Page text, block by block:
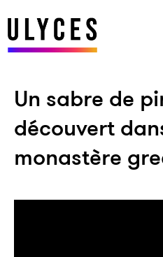
Un sabre de
découvert
monastère